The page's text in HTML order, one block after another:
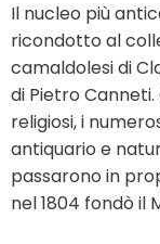
Il nucleo più
ricondotto al
camaldolesi di
di Pietro
religiosi, i
antiquario e
passarono in
nel 1804 fondò il